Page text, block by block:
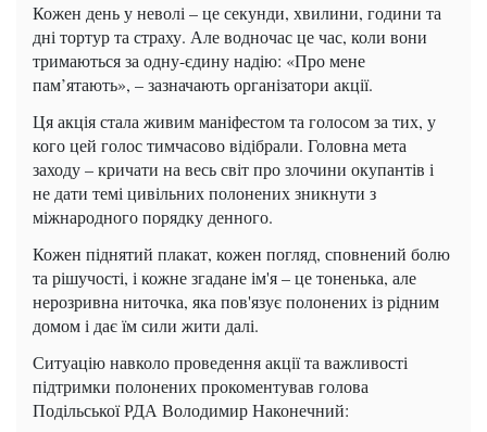
Кожен день у неволі – це секунди, хвилини, години та
дні тортур та страху. Але водночас це час, коли вони
тримаються за одну-єдину надію: «Про мене
пам’ятають», – зазначають організатори акції.
Ця акція стала живим маніфестом та голосом за тих, у
кого цей голос тимчасово відібрали. Головна мета
заходу – кричати на весь світ про злочини окупантів і
не дати темі цивільних полонених зникнути з
міжнародного порядку денного.
Кожен піднятий плакат, кожен погляд, сповнений болю
та рішучості, і кожне згадане ім'я – це тоненька, але
нерозривна ниточка, яка пов'язує полонених із рідним
домом і дає їм сили жити далі.
Ситуацію навколо проведення акції та важливості
підтримки полонених прокоментував голова
Подільської РДА Володимир Наконечний: